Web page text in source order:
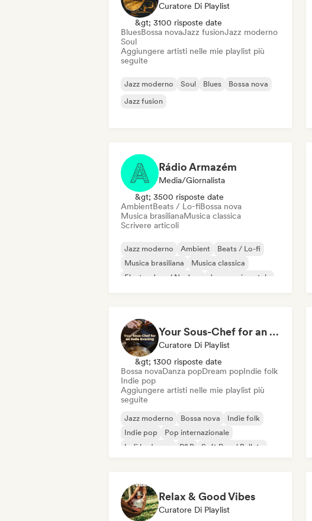
Curatore Di Playlist
&gt; 3100 risposte date
BluesBossa novaJazz fusionJazz moderno
Soul
Aggiungere artisti nelle mie playlist più
seguite
Jazz moderno Soul Blues
Bossa nova
Jazz fusion
Rádio Armazém
Media/Giornalista
&gt; 3500 risposte date
AmbientBeats / Lo-fiBossa nova
Musica brasilianaMusica classica
Scrivere articoli
Jazz moderno Ambient
Beats / Lo-fi
Musica brasiliana
Musica classica
Electro Jazz / Nu Jazz
Jazz sperimentale
Your Sous-Chef for an Indie Evening
Curatore Di Playlist
&gt; 1300 risposte date
Bossa novaDanza popDream popIndie folk
Indie pop
Aggiungere artisti nelle mie playlist più
seguite
Jazz moderno Bossa nova
Indie folk
Indie pop
Pop internazionale
Lofi bedroom
R&B Soft Pop / Ballata
Relax & Good Vibes
Curatore Di Playlist